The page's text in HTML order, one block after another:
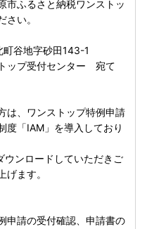
ふるさと納税ワンストッ
い。
谷地字砂田143-1
ップ受付センター 宛て
は、ワンストップ特例申請
度「IAM」を導入しており
ンロードしていただきご
ます。
申請の受付確認、申請書の